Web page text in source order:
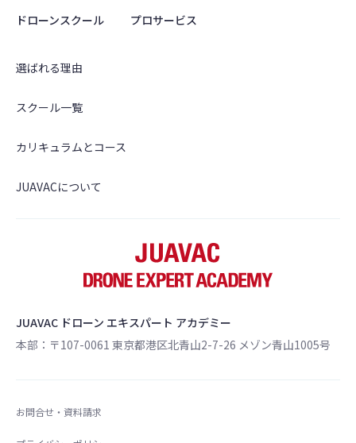
ドローンスクール プロサービス
選ばれる理由
スクール一覧
カリキュラムとコース
JUAVACについて
JUAVAC ドローン エキスパート アカデミー
本部：〒107-0061 東京都港区北青山2-7-26 メゾン青山1005号
お問合せ・資料請求